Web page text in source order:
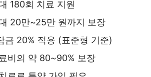
180회 치료 지원
20만~25만 원까지 보장
금 20% 적용 (표준형 기준)
비의 약 80~90% 보장